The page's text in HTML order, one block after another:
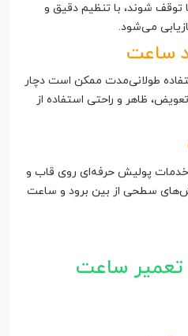
توقف شوند، با تنظیم دقیق و
می‌شود.
ساعت
طولانی‌مدت ممکن است دچار
ظاهر و راحتی استفاده از
خدمات پولیش حرفه‌ای روی قاب و
سطحی از بین برود و ساعت
ساعت